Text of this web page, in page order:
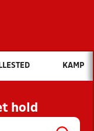
vil du søge efter?
OG NYHEDER
OG
KAMP
hold